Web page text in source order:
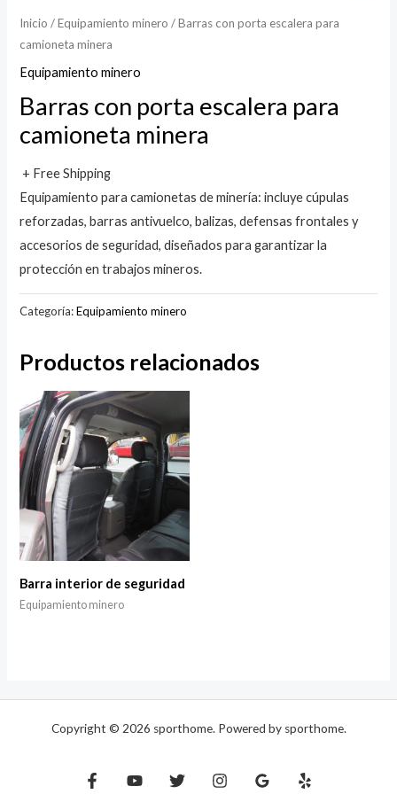
Inicio /Equipamiento minero / Barras con porta escalera para
camioneta minera
Equipamiento minero
Barras con porta escalera para
camioneta minera
+ Free Shipping
Equipamiento para camionetas de minería: incluye cúpulas
reforzadas, barras antivuelco, balizas, defensas frontales y
accesorios de seguridad, diseñados para garantizar la
protección en trabajos mineros.
Categoría:Equipamiento minero
Productos relacionados
Barra interior de seguridad
Equipamiento minero
Copyright © 2026 sporthome. Powered by sporthome.